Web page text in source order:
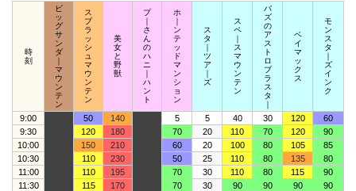
時
刻
ビ
ッ
グ
サ
ン
ダ
｜
マ
ウ
ン
テ
ン
ス
プ
ラ
ッ
シ
ュ
マ
ウ
ン
テ
ン
美
女
と
野
獣
プ
｜
さ
ん
の
ハ
ニ
｜
ハ
ン
ト
ホ
｜
ン
テ
ッ
ド
マ
ン
シ
ョ
ン
ス
タ
｜
ツ
ア
｜
ズ
ス
ペ
｜
ス
マ
ウ
ン
テ
ン
バ
ズ
の
ア
ス
ト
ロ
ブ
ラ
ス
タ
｜
ベ
イ
マ
ッ
ク
ス
モ
ン
ス
タ
｜
ズ
イ
ン
ク
9:00 50 140 5 5 40 30 120
60
9:30
120 180 70 20 110 70 120
90
10:00
150 210 60 20 100 80 105
85
10:30
110 230 50 25 110 80 135
80
11:00
110 195 70 30 110 80 115
90
11:30
115 170 70 30 90 90 90
90